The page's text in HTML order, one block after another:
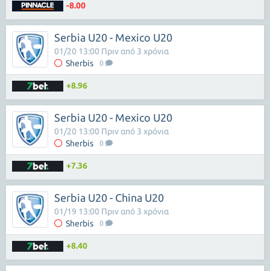
-8.00
Serbia U20 - Mexico U20
Sherbis 0
01/20 13:00 Πριν από 3 χρόνια
+8.96
Serbia U20 - Mexico U20
Sherbis 0
01/20 13:00 Πριν από 3 χρόνια
+7.36
Serbia U20 - China U20
Sherbis 0
01/19 13:00 Πριν από 3 χρόνια
+8.40